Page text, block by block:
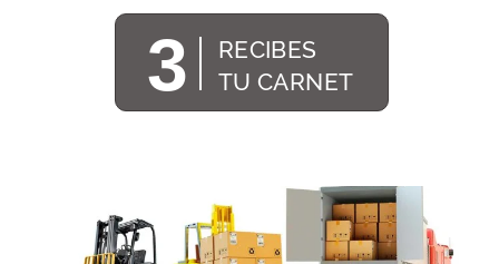
3
RECIBES
TU CARNET